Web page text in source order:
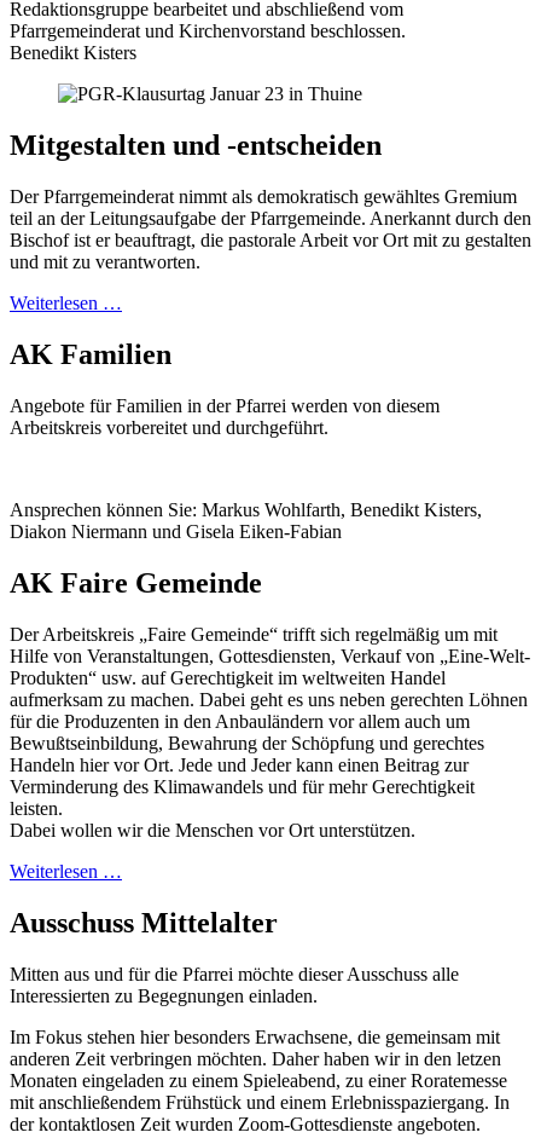
Redaktionsgruppe bearbeitet und abschließend vom
Pfarrgemeinderat und Kirchenvorstand beschlossen.
Benedikt Kisters
Mitgestalten und -entscheiden
Der Pfarrgemeinderat nimmt als demokratisch gewähltes Gremium
teil an der Leitungsaufgabe der Pfarrgemeinde. Anerkannt durch den
Bischof ist er beauftragt, die pastorale Arbeit vor Ort mit zu gestalten
und mit zu verantworten.
Weiterlesen …
AK Familien
Angebote für Familien in der Pfarrei werden von diesem
Arbeitskreis vorbereitet und durchgeführt.
Ansprechen können Sie: Markus Wohlfarth, Benedikt Kisters,
Diakon Niermann und Gisela Eiken-Fabian
AK Faire Gemeinde
Der Arbeitskreis „Faire Gemeinde“ trifft sich regelmäßig um mit
Hilfe von Veranstaltungen, Gottesdiensten, Verkauf von „Eine-Welt-
Produkten“ usw. auf Gerechtigkeit im weltweiten Handel
aufmerksam zu machen. Dabei geht es uns neben gerechten Löhnen
für die Produzenten in den Anbauländern vor allem auch um
Bewußtseinbildung, Bewahrung der Schöpfung und gerechtes
Handeln hier vor Ort. Jede und Jeder kann einen Beitrag zur
Verminderung des Klimawandels und für mehr Gerechtigkeit
leisten.
Dabei wollen wir die Menschen vor Ort unterstützen.
Weiterlesen …
Ausschuss Mittelalter
Mitten aus und für die Pfarrei möchte dieser Ausschuss alle
Interessierten zu Begegnungen einladen.
Im Fokus stehen hier besonders Erwachsene, die gemeinsam mit
anderen Zeit verbringen möchten. Daher haben wir in den letzen
Monaten eingeladen zu einem Spieleabend, zu einer Roratemesse
mit anschließendem Frühstück und einem Erlebnisspaziergang. In
der kontaktlosen Zeit wurden Zoom-Gottesdienste angeboten.